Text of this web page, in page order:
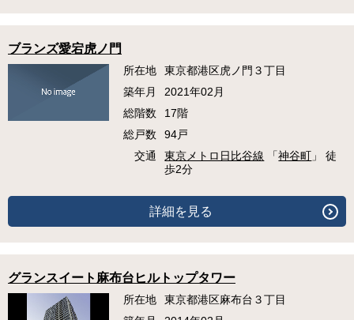
ブランズ愛宕虎ノ門
所在地
東京都港区虎ノ門３丁目
築年月
2021年02月
総階数
17階
総戸数
94戸
交通
東京メトロ日比谷線 「神谷町 」 徒
歩2分
詳細を見る
グランスイート麻布台ヒルトップタワー
所在地
東京都港区麻布台３丁目